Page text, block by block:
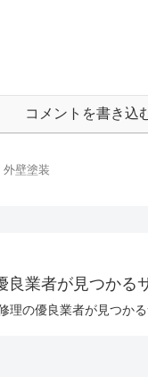
コメントを書き込
外壁塗装
良業者が見つかる
理の優良業者が見つかる